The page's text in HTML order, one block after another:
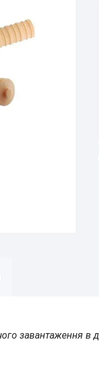
завантаження в